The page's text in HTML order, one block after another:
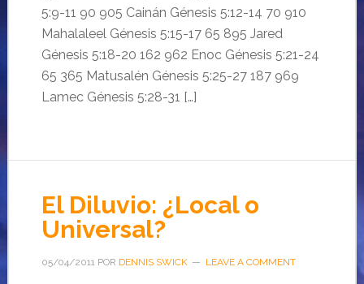
5:9-11 90 905 Cainán Génesis 5:12-14 70 910
Mahalaleel Génesis 5:15-17 65 895 Jared
Génesis 5:18-20 162 962 Enoc Génesis 5:21-24
65 365 Matusalén Génesis 5:25-27 187 969
Lamec Génesis 5:28-31 […]
El Diluvio: ¿Local o
Universal?
05/04/2011POR DENNIS SWICK LEAVE A COMMENT